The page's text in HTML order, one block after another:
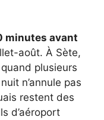
minutes avant
août. À Sète,
plusieurs
n’annule pas
restent des
d’aéroport